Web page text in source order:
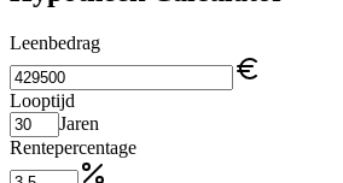
Leenbedrag
Looptijd
Jaren
Rentepercentage